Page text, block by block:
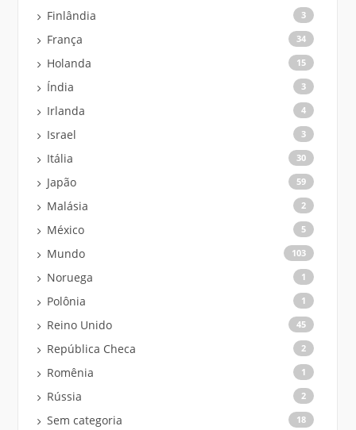
Finlândia 3
França 34
Holanda 15
Índia 3
Irlanda 4
Israel 3
Itália 30
Japão 59
Malásia 2
México 5
Mundo 103
Noruega 1
Polônia 1
Reino Unido 45
República Checa 2
Romênia 1
Rússia 2
Sem categoria 18